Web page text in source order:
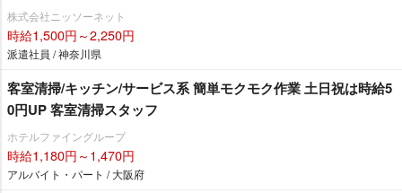
株式会社ニッソーネット
時給1,500円～2,250円
派遣社員 / 神奈川県
客室清掃/キッチン/サービス系 簡単モクモク作業 土日祝は時給5
0円UP 客室清掃スタッフ
ホテルファイングループ
時給1,180円～1,470円
アルバイト・パート / 大阪府